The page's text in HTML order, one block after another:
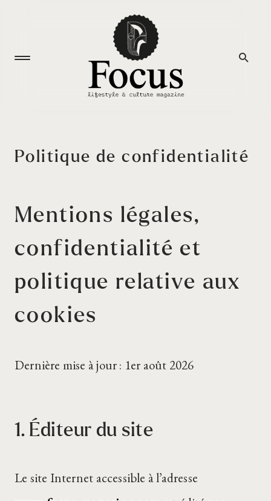
Politique de confidentialité
Mentions légales,
confidentialité et
politique relative aux
cookies
Dernière mise à jour : 1er août 2026
1. Éditeur du site
Le site Internet accessible à l’adresse